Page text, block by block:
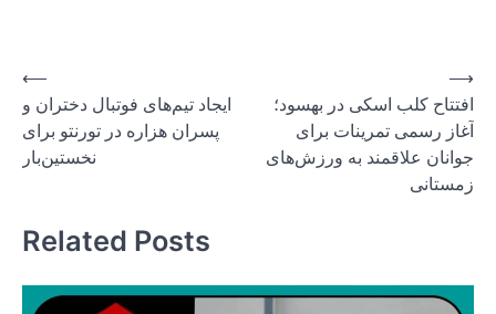
Post
navigation
⟵
ایجاد تیم‌های فوتبال دختران و
پسران هزاره در تورنتو برای
نخستین‌بار
افتتاح کلب اسکی در بهسود؛
آغاز رسمی تمرینات برای
جوانان علاقمند به ورزش‌های
زمستانی
⟶
Related Posts